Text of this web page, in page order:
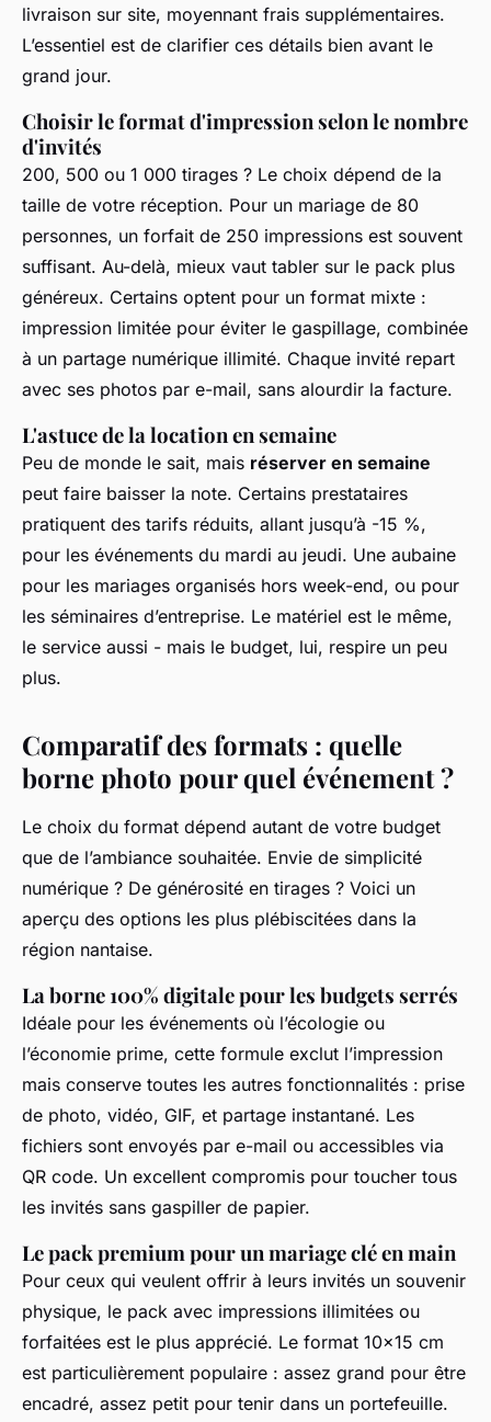
livraison sur site, moyennant frais supplémentaires.
L’essentiel est de clarifier ces détails bien avant le
grand jour.
Choisir le format d'impression selon le nombre
d'invités
200, 500 ou 1 000 tirages ? Le choix dépend de la
taille de votre réception. Pour un mariage de 80
personnes, un forfait de 250 impressions est souvent
suffisant. Au-delà, mieux vaut tabler sur le pack plus
généreux. Certains optent pour un format mixte :
impression limitée pour éviter le gaspillage, combinée
à un partage numérique illimité. Chaque invité repart
avec ses photos par e-mail, sans alourdir la facture.
L'astuce de la location en semaine
Peu de monde le sait, mais réserver en semaine
peut faire baisser la note. Certains prestataires
pratiquent des tarifs réduits, allant jusqu’à -15 %,
pour les événements du mardi au jeudi. Une aubaine
pour les mariages organisés hors week-end, ou pour
les séminaires d’entreprise. Le matériel est le même,
le service aussi - mais le budget, lui, respire un peu
plus.
Comparatif des formats : quelle
borne photo pour quel événement ?
Le choix du format dépend autant de votre budget
que de l’ambiance souhaitée. Envie de simplicité
numérique ? De générosité en tirages ? Voici un
aperçu des options les plus plébiscitées dans la
région nantaise.
La borne 100% digitale pour les budgets serrés
Idéale pour les événements où l’écologie ou
l’économie prime, cette formule exclut l’impression
mais conserve toutes les autres fonctionnalités : prise
de photo, vidéo, GIF, et partage instantané. Les
fichiers sont envoyés par e-mail ou accessibles via
QR code. Un excellent compromis pour toucher tous
les invités sans gaspiller de papier.
Le pack premium pour un mariage clé en main
Pour ceux qui veulent offrir à leurs invités un souvenir
physique, le pack avec impressions illimitées ou
forfaitées est le plus apprécié. Le format 10×15 cm
est particulièrement populaire : assez grand pour être
encadré, assez petit pour tenir dans un portefeuille.